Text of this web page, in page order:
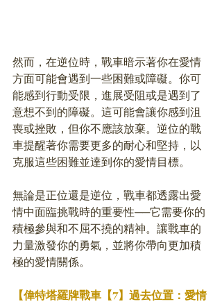
然而，在逆位時，戰車暗示著你在愛情
方面可能會遇到一些困難或障礙。你可
能感到行動受限，進展受阻或是遇到了
意想不到的障礙。這可能會讓你感到沮
喪或挫敗，但你不應該放棄。逆位的戰
車提醒著你需要更多的耐心和堅持，以
克服這些困難並達到你的愛情目標。
無論是正位還是逆位，戰車都透露出愛
情中面臨挑戰時的重要性──它需要你的
積極參與和不屈不撓的精神。讓戰車的
力量激發你的勇氣，並將你帶向更加積
極的愛情關係。
【偉特塔羅牌戰車【7】過去位置：愛情